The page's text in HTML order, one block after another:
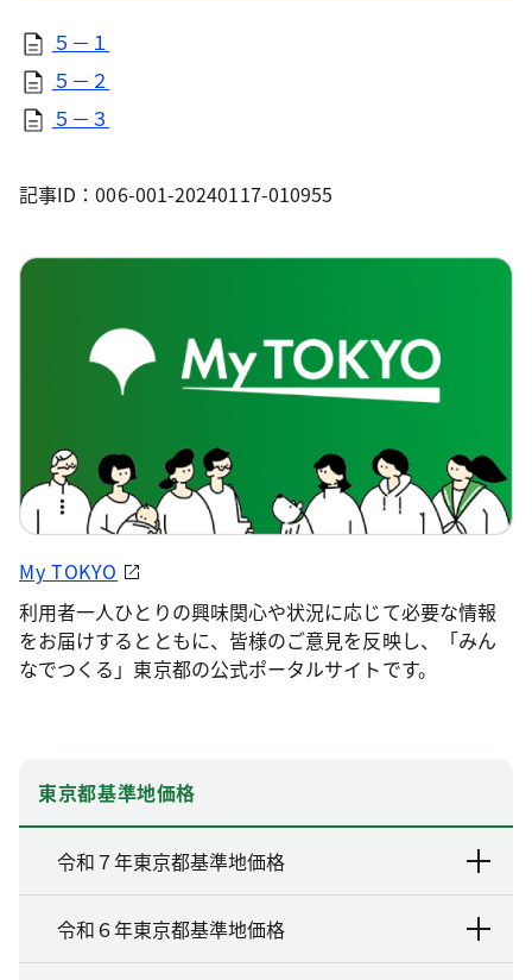
５－１
５－２
５－３
記事ID：006-001-20240117-010955
My TOKYO
利用者一人ひとりの興味関心や状況に応じて必要な情報
をお届けするとともに、皆様のご意見を反映し、「みん
なでつくる」東京都の公式ポータルサイトです。
東京都基準地価格
令和７年東京都基準地価格
令和６年東京都基準地価格